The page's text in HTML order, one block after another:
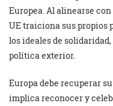
Europea. Al alinearse
UE traiciona sus propios
los ideales de
política exterior.
Europa debe recuperar
implica reconocer y